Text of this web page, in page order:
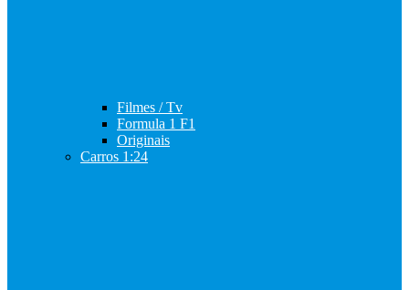
Filmes / Tv
Formula 1 F1
Originais
Carros 1:24